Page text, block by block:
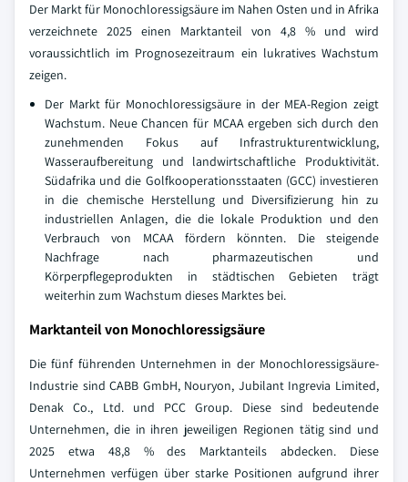
Der Markt für Monochloressigsäure im Nahen Osten und in Afrika
verzeichnete 2025 einen Marktanteil von 4,8 % und wird
voraussichtlich im Prognosezeitraum ein lukratives Wachstum
zeigen.
Der Markt für Monochloressigsäure in der MEA-Region zeigt
Wachstum. Neue Chancen für MCAA ergeben sich durch den
zunehmenden Fokus auf Infrastrukturentwicklung,
Wasseraufbereitung und landwirtschaftliche Produktivität.
Südafrika und die Golfkooperationsstaaten (GCC) investieren
in die chemische Herstellung und Diversifizierung hin zu
industriellen Anlagen, die die lokale Produktion und den
Verbrauch von MCAA fördern könnten. Die steigende
Nachfrage nach pharmazeutischen und
Körperpflegeprodukten in städtischen Gebieten trägt
weiterhin zum Wachstum dieses Marktes bei.
Marktanteil von Monochloressigsäure
Die fünf führenden Unternehmen in der Monochloressigsäure-
Industrie sind CABB GmbH, Nouryon, Jubilant Ingrevia Limited,
Denak Co., Ltd. und PCC Group. Diese sind bedeutende
Unternehmen, die in ihren jeweiligen Regionen tätig sind und
2025 etwa 48,8 % des Marktanteils abdecken. Diese
Unternehmen verfügen über starke Positionen aufgrund ihrer